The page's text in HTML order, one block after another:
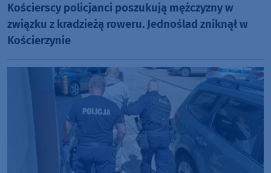
Kościerscy policjanci poszukują mężczyzny w
związku z kradzieżą roweru. Jednoślad zniknął w
Kościerzynie